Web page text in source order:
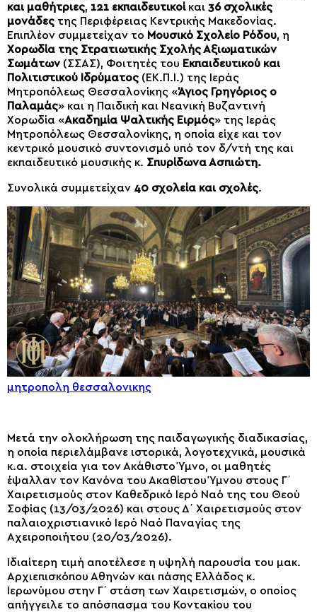
και μαθήτριες, 121 εκπαιδευτικοίκαι 36 σχολικές
μονάδες της Περιφέρειας Κεντρικής Μακεδονίας.
Επιπλέον συμμετείχαν το Μουσικό Σχολείο Ρόδου, η
Χορωδία της Στρατιωτικής Σχολής Αξιωματικών
Σωμάτων(ΣΣΑΣ), Φοιτητές του Εκπαιδευτικού και
Πολιτιστικού Ιδρύματος (ΕΚ.Π.Ι.) της Ιεράς
Μητροπόλεως Θεσσαλονίκης «Άγιος Γρηγόριος ο
Παλαμάς» και η Παιδική και Νεανική Βυζαντινή
Χορωδία «Ακαδημία Ψαλτικής Ειρμός» της Ιεράς
Μητροπόλεως Θεσσαλονίκης, η οποία είχε και τον
κεντρικό μουσικό συντονισμό υπό τον δ/ντή της και
εκπαιδευτικό μουσικής κ. Σπυρίδωνα Ασπιώτη.
Συνολικά συμμετείχαν 40 σχολεία και σχολές.
μητροπολη θεσσαλονικης
Μετά την ολοκλήρωση της παιδαγωγικής διαδικασίας,
η οποία περιελάμβανε ιστορικά, λογοτεχνικά, μουσικά
κ.α. στοιχεία για τον Ακάθιστο Ύμνο, οι μαθητές
έψαλλαν τον Κανόνα του Ακαθίστου Ύμνου στους Γ΄
Χαιρετισμούς στον Καθεδρικό Ιερό Ναό της του Θεού
Σοφίας (13/03/2026) και στους Δ΄ Χαιρετισμούς στον
παλαιοχριστιανικό Ιερό Ναό Παναγίας της
Αχειροποιήτου (20/03/2026).
Ιδιαίτερη τιμή αποτέλεσε η υψηλή παρουσία του μακ.
Αρχιεπισκόπου Αθηνών και πάσης Ελλάδος κ.
Ιερωνύμου στην Γ΄ στάση των Χαιρετισμών, ο οποίος
απήγγειλε το απόσπασμα του Κοντακίου του